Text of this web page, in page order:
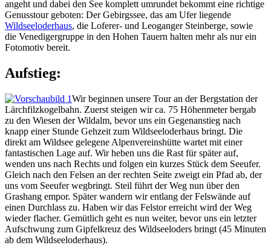
angeht und dabei den See komplett umrundet bekommt eine richtige
Genusstour geboten: Der Gebirgssee, das am Ufer liegende
Wildseeloderhaus, die Loferer- und Leoganger Steinberge, sowie
die Venedigergruppe in den Hohen Tauern halten mehr als nur ein
Fotomotiv bereit.
Aufstieg:
Wir beginnen unsere Tour an der Bergstation der
Lärchfilzkogelbahn. Zuerst steigen wir ca. 75 Höhenmeter bergab
zu den Wiesen der Wildalm, bevor uns ein Gegenanstieg nach
knapp einer Stunde Gehzeit zum Wildseeloderhaus bringt. Die
direkt am Wildsee gelegene Alpenvereinshütte wartet mit einer
fantastischen Lage auf. Wir heben uns die Rast für später auf,
wenden uns nach Rechts und folgen ein kurzes Stück dem Seeufer.
Gleich nach den Felsen an der rechten Seite zweigt ein Pfad ab, der
uns vom Seeufer wegbringt. Steil führt der Weg nun über den
Grashang empor. Später wandern wir entlang der Felswände auf
einen Durchlass zu. Haben wir das Felstor erreicht wird der Weg
wieder flacher. Gemütlich geht es nun weiter, bevor uns ein letzter
Aufschwung zum Gipfelkreuz des Wildseeloders bringt (45 Minuten
ab dem Wildseeloderhaus).